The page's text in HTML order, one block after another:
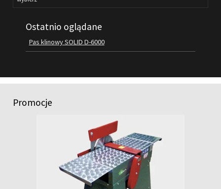
KONTAKT
Ostatnio oglądane
Pas klinowy SOLID D-6000
Promocje